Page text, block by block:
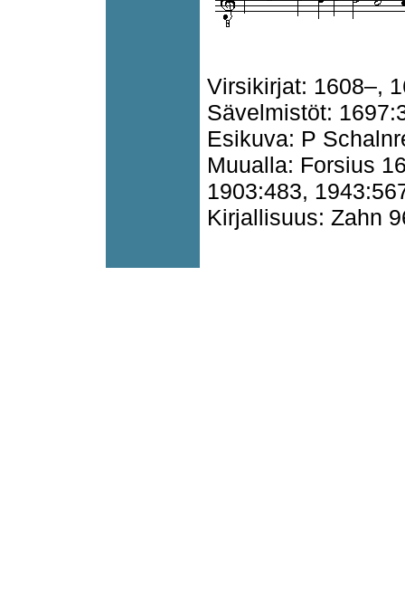
Virsikirjat: 1608–,
Sävelmistöt:
Esikuva: P
Muualla: Forsius
1903:483,
Kirjallisuus: Zahn